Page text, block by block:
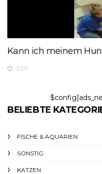
Kann ich meinem
2011
BELIEBTE
FISCHE & AQUARIEN
SONSTIG
KATZEN